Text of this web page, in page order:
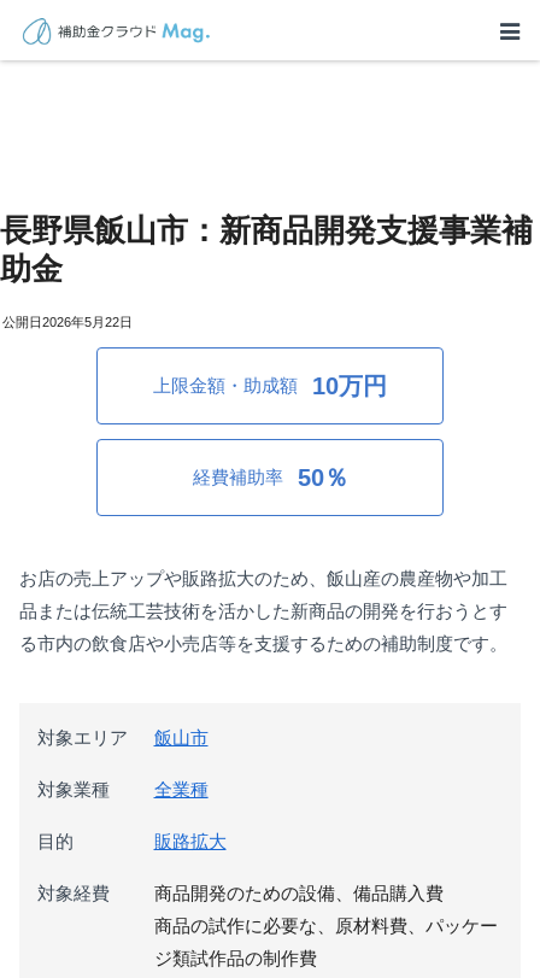
長野県飯山市：新商品開発支援事業補
助金
2026年5月22日
上限金額・助成額 10万円
経費補助率 50％
お店の売上アップや販路拡大のため、飯山産の農産物や加工
品または伝統工芸技術を活かした新商品の開発を行おうとす
る市内の飲食店や小売店等を支援するための補助制度です。
対象エリア 飯山市
対象業種 全業種
目的 販路拡大
対象経費
商品開発のための設備、備品購入費
商品の試作に必要な、原材料費、パッケー
ジ類試作品の制作費